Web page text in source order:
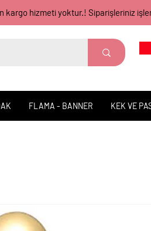
hizmeti yoktur.! Siparişleriniz
FLAMA - BANNER KEK VE